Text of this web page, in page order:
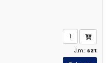
J.m.: szt